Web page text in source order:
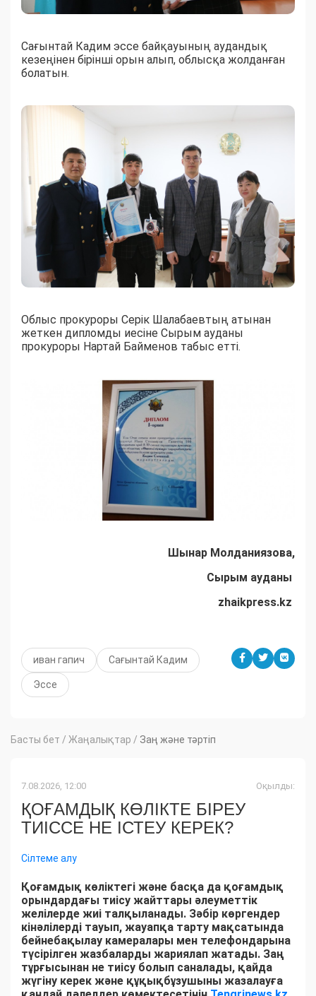
Сағынтай Кадим эссе байқауының аудандық
кезеңінен бірінші орын алып, облысқа жолданған
болатын.
Облыс прокуроры Серік Шалабаевтың атынан
жеткен дипломды иесіне Сырым ауданы
прокуроры Нартай Байменов табыс етті.
Шынар Молданиязова,
Сырым ауданы
zhaikpress.kz
иван гапич Сағынтай Кадим
Эссе
Басты бет / Жаңалықтар / Заң және тәртіп
7.08.2026, 12:00 Оқылды:
ҚОҒАМДЫҚ КӨЛІКТЕ БІРЕУ
ТИІССЕ НЕ ІСТЕУ КЕРЕК?
Сілтеме алу
Қоғамдық көліктегі және басқа да қоғамдық
орындардағы тиісу жайттары әлеуметтік
желілерде жиі талқыланады. Зәбір көргендер
кінәлілерді тауып, жауапқа тарту мақсатында
бейнебақылау камералары мен телефондарына
түсірілген жазбаларды жариялап жатады. Заң
тұрғысынан не тиісу болып саналады, қайда
жүгіну керек және құқықбұзушыны жазалауға